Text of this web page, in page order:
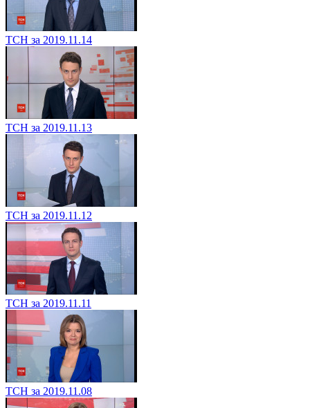
ТСН за 2019.11.14
ТСН за 2019.11.13
ТСН за 2019.11.12
ТСН за 2019.11.11
ТСН за 2019.11.08